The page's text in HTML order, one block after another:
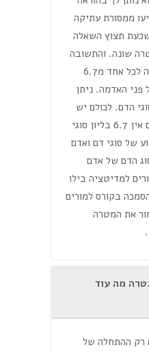
ממסורת עתיקה
שכעת תצוץ השאלה
שונה. והתשובה
היא לא, אין מנטרה שונה לכל אחד מ6.7
פני האדמה. ניתן
הדם. לכולם יש
כדוריות דם אדומות אולם אין 6.7 בליון סוגי
של סוגי דם ואדם
הדם של אדם
למדיטציה בילו
בקורס למורים
את המטרה
מה עוד
רק ההתחלה של